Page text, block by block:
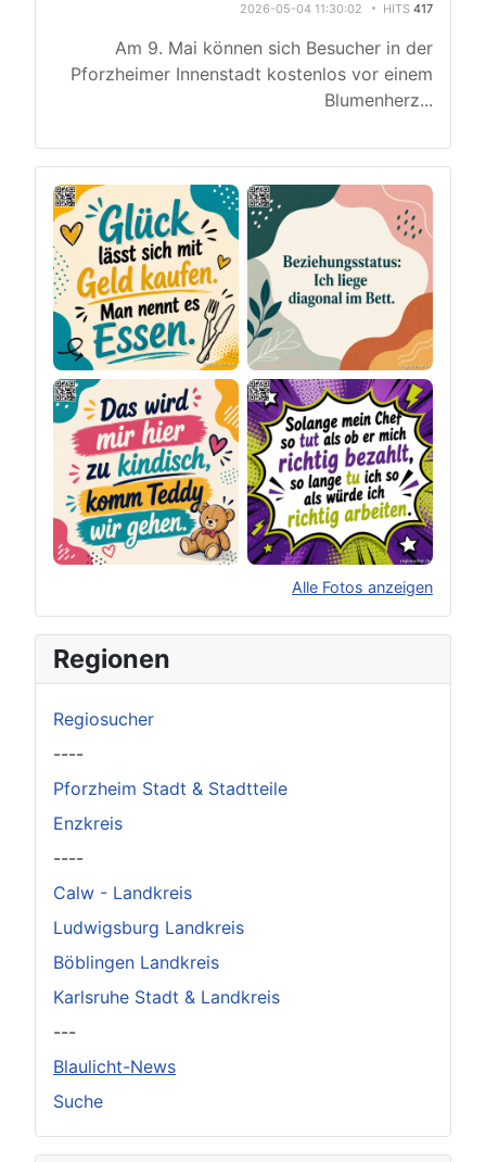
2026-05-04 11:30:02 HITS 417
Am 9. Mai können sich Besucher in der
Pforzheimer Innenstadt kostenlos vor einem
Blumenherz...
Alle Fotos anzeigen
Original herunterladen
Regionen
Regiosucher
----
Pforzheim Stadt & Stadtteile
Enzkreis
----
Calw - Landkreis
Ludwigsburg Landkreis
Böblingen Landkreis
Karlsruhe Stadt & Landkreis
---
Blaulicht-News
Suche